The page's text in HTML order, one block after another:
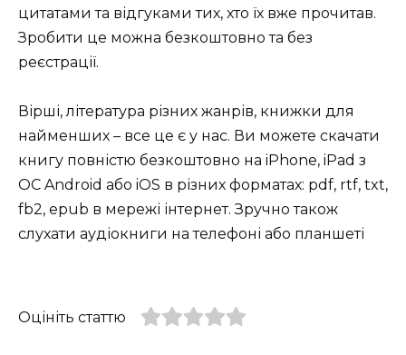
цитатами та відгуками тих, хто їх вже прочитав.
Зробити це можна безкоштовно та без
реєстрації.
Вірші, література різних жанрів, книжки для
найменших – все це є у нас. Ви можете скачати
книгу повністю безкоштовно на iPhone, iPad з
ОС Android або iOS в різних форматах: pdf, rtf, txt,
fb2, epub в мережі інтернет. Зручно також
слухати аудіокниги на телефоні або планшеті
Оцініть статтю